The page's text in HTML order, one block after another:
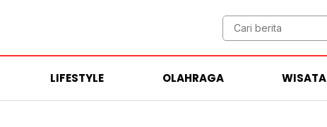
LIFESTYLE OLAHRAGA WISATA